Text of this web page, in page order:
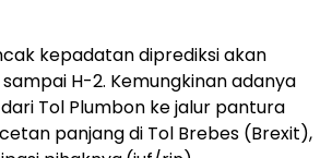
kepadatan diprediksi akan
H-2. Kemungkinan adanya
Tol Plumbon ke jalur pantura
panjang di Tol Brebes (Brexit),